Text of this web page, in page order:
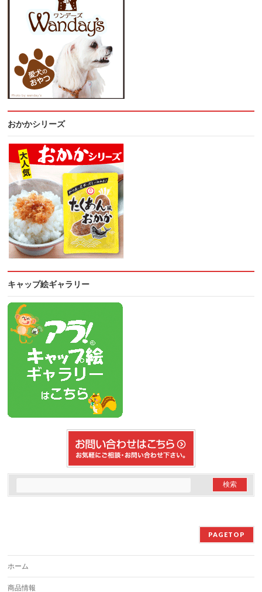
おかかシリーズ
キャップ絵ギャラリー
PAGETOP
ホーム
商品情報